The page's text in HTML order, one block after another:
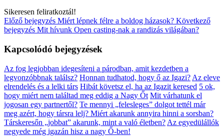
Sikeresen feliratkoztál!
Előző bejegyzés Miért lépnek félre a boldog házasok? Következő
bejegyzés Mit hívunk Open casting-nak a randizás világában?
Kapcsolódó bejegyzések
Az fog legjobban idegesíteni a párodban, amit kezdetben a
legvonzóbbnak találsz? Honnan tudhatod, hogy ő az Igazi? Az eleve
elrendelés és a lelki társ Hibát követsz el, ha az Igazit keresed 5 ok,
hogy miért nem találtad meg eddig a Nagy Őt Mit várhatunk el
jogosan egy partnertől? Te mennyi „felesleges” dolgot tettél már
meg azért, hogy társra lelj? Miért akarunk annyira hinni a sorsban?
Társkeresőn „jobbat” akarunk, mint a való életben? Az egyedülállók
negyede még igazán hisz a nagy Ő-ben!